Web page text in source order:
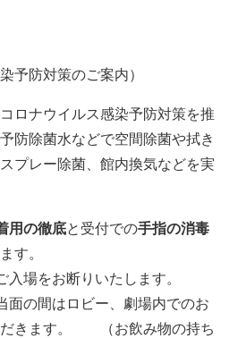
予防対策のご案内）
ロナウイルス感染予防対策を推
防除菌水などで空間除菌や拭き
プレー除菌、館内換気などを実
用の徹底と受付での手指の消毒
す。
場をお断りいたします。
面の間はロビー、劇場内でのお
だきます。 （お飲み物の持ち